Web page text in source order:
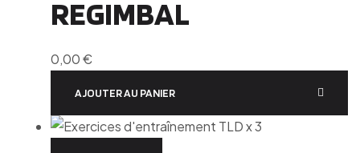
REGIMBAL
0,00€
AJOUTER AU PANIER